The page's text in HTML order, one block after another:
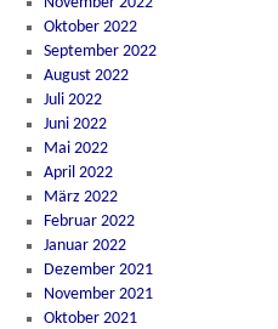
Oktober 2022
September 2022
August 2022
Juli 2022
Juni 2022
Mai 2022
April 2022
März 2022
Februar 2022
Januar 2022
Dezember 2021
November 2021
Oktober 2021